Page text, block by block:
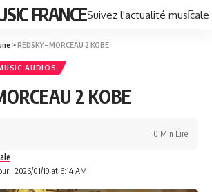
FRANCESuivez l'actualité
>REDSKY – MORCEAU 2 KOBE
AUDIOS
2 KOBE
: 2026/01/19 at 6:14 AM
0 Min Lire